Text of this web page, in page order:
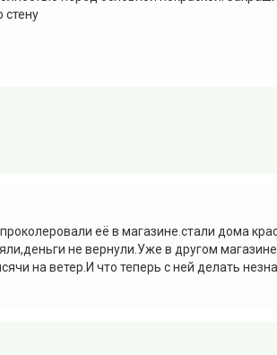
стену
её в магазине.стали дома
не вернули.Уже в другом
на ветер.И что теперь с ней делать